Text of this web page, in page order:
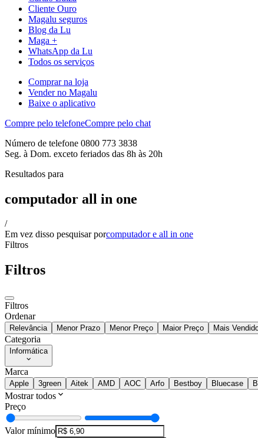
Cliente Ouro
Magalu seguros
Blog da Lu
Maga +
WhatsApp da Lu
Todos os serviços
Comprar na loja
Vender no Magalu
Baixe o aplicativo
Compre pelo telefoneCompre pelo chat
Número de telefone 0800 773 3838
Seg. à Dom. exceto feriados das 8h às 20h
Resultados para
computador all in one
/
Em vez disso pesquisar porcomputador e all in one
Filtros
Filtros
Filtros
Ordenar
Relevância Menor Prazo Menor Preço Maior Preço Mais
Categoria
Informática
Marca
Apple 3green Aitek AMD AOC Arfo Bestboy Bluecase
Mostrar todos
Preço
Valor mínimo